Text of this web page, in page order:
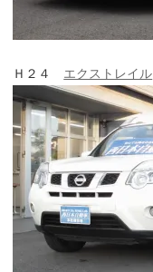
Ｈ２４ エクストレイル